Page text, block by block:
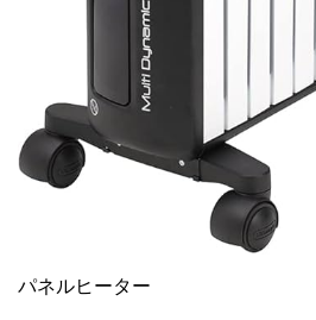
パネルヒーター